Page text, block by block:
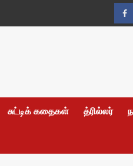
சுட்டிக் கதைகள் த்ரில்லர்